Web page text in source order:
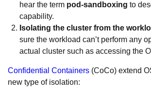
hear the term pod-sandboxing to
capability.
Isolating the cluster from the
sure the workload can’t perform any
actual cluster such as accessing the
Confidential Containers (CoCo) extend
new type of isolation: